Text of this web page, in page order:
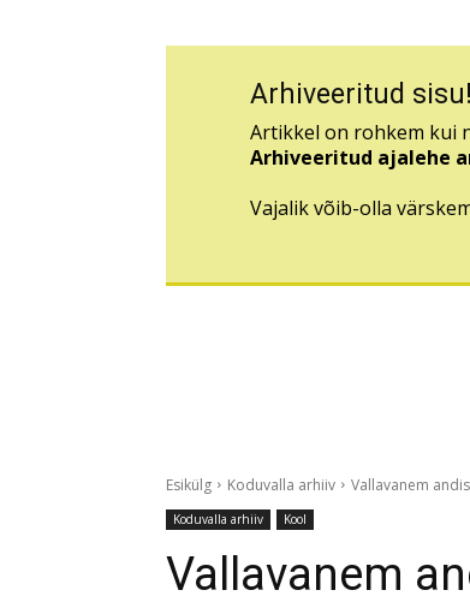
Arhiveeritud sisu!
Artikkel on rohkem kui
Arhiveeritud ajalehe
Vajalik võib-olla
Esikülg Koduvalla arhiiv Vallavanem
Koduvalla arhiiv Kool
Vallavanem